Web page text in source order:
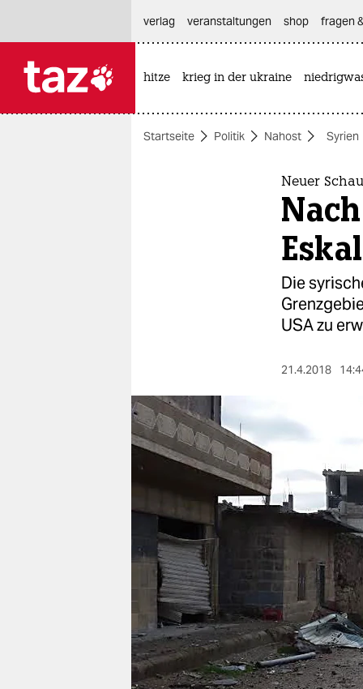
themen
nord
wahrheit
verlag
veranstaltungen
shop
fragen & hilfe
unterstützen
abo
verlag
veranstaltungen shop fragen
hitze krieg in der ukraine
Startseite Politik Nahost Syrien
Neuer
Die
USA zu
21.4.2018